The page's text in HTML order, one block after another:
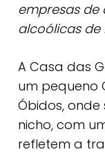
empresas de
alcoólicas de
A Casa das
um pequeno
Óbidos,
nicho, com
refletem a